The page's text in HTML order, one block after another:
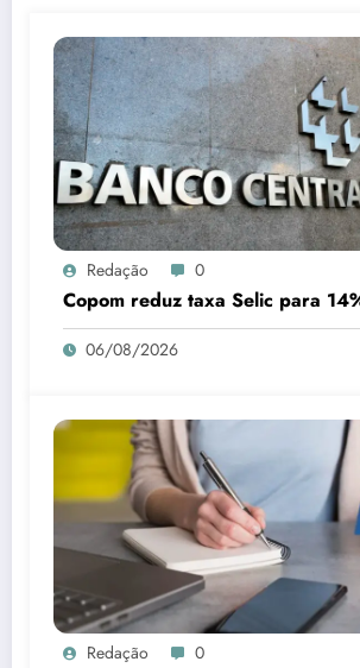
Redação 0
Copom reduz taxa Selic para
06/08/2026
Redação 0